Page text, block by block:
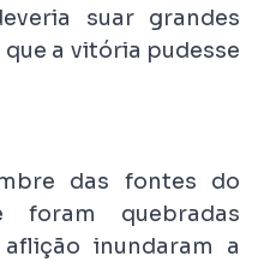
suar grandes
a vitória pudesse
das fontes do
foram quebradas
inundaram a